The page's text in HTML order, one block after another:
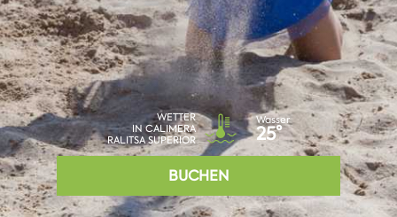
WETTER
IN CALIMERA
RALITSA SUPERIOR
Wasser
25°
BUCHEN